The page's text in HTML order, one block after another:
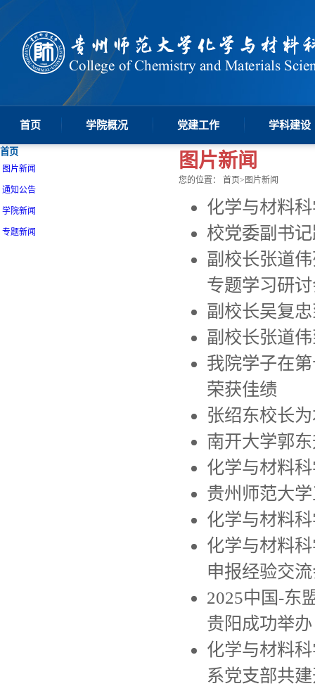
首页 学院概况 党建工作 学科建设
首页
图片新闻
通知公告
学院新闻
专题新闻
图片新闻
您的位置： 首页> 图片新闻
化学与材料
校党委副书
副校长张道
专题学习研
副校长吴复
副校长张道
我院学子在
荣获佳绩
张绍东校长
南开大学郭
化学与材料
贵州师范大
化学与材料
化学与材料
申报经验交
2025中国-东
贵阳成功举办
化学与材料
系党支部共